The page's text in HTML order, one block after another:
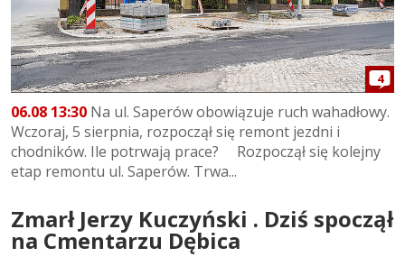
4
06.08 13:30 Na ul. Saperów obowiązuje ruch wahadłowy.
Wczoraj, 5 sierpnia, rozpoczął się remont jezdni i
chodników. Ile potrwają prace? Rozpoczął się kolejny
etap remontu ul. Saperów. Trwa...
Zmarł Jerzy Kuczyński . Dziś spoczął
na Cmentarzu Dębica